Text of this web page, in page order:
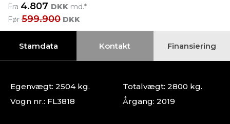
Fra 4.807 DKK md.*
Før 599.900 DKK
Stamdata Kontakt Finansiering
Egenvægt: 2504 kg.
Totalvægt: 2800 kg.
Vogn nr.: FL3818
Årgang: 2019